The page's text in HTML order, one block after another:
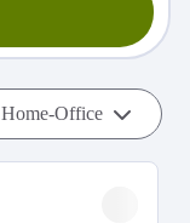
Home-Office